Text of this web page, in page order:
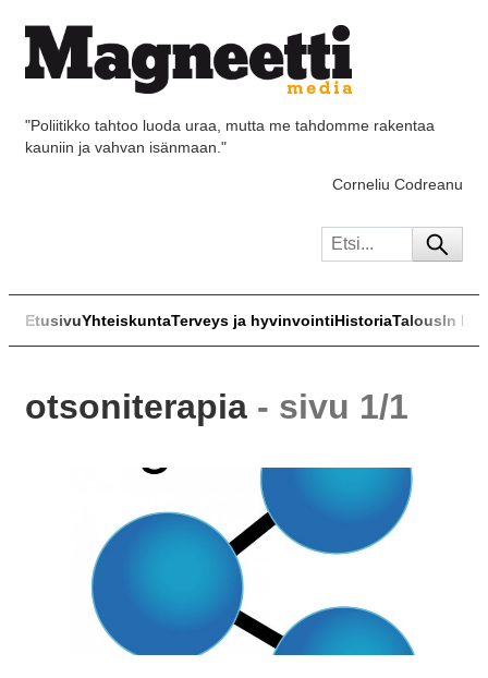
"Poliitikko tahtoo luoda uraa, mutta me tahdomme rakentaa
kauniin ja vahvan isänmaan."
Corneliu Codreanu
EtusivuYhteiskuntaTerveys ja hyvinvointiHistoriaTalousIn
otsoniterapia - sivu 1/1